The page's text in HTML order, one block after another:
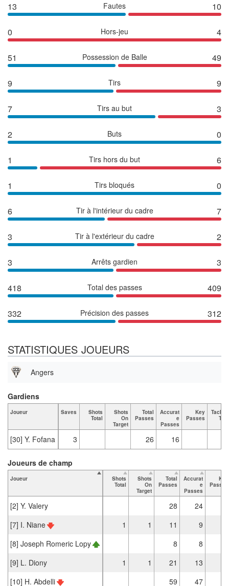
13 Fautes 10
0 Hors-jeu 4
51 Possession de Balle 49
9 Tirs 9
7 Tirs au but 3
2 Buts 0
1 Tirs hors du but 6
1 Tirs bloqués 0
6 Tir à l'intérieur du cadre 7
3 Tir à l'extérieur du cadre 2
3 Arrêts gardien 3
418 Total des passes 409
332 Précision des passes 312
STATISTIQUES JOUEURS
Angers
Joueur Saves
Shots
Total
Shots
On
Target
Total
Passes
Accurat
e
Passes
Key
Passes
[30] Y. Fofana 3 26 16
Gardiens
Joueur
Shots
Total
Shots
On
Target
Total
Passes
Accurat
e
Passes
Key
Passes
[2] Y. Valery 28
24
[7] I. Niane
1 1 11
9
[8] Joseph Romeric Lopy
8
8
[9] L. Diony
1 1 21
13
[10] H. Abdelli
59 47
Joueurs de champ